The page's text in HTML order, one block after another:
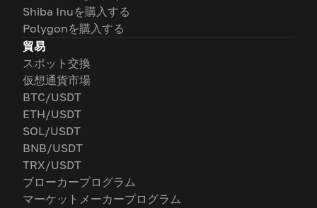
Shiba Inuを購入する
Polygonを購入する
貿易
スポット交換
仮想通貨市場
BTC/USDT
ETH/USDT
SOL/USDT
BNB/USDT
TRX/USDT
ブローカープログラム
マーケットメーカープログラム